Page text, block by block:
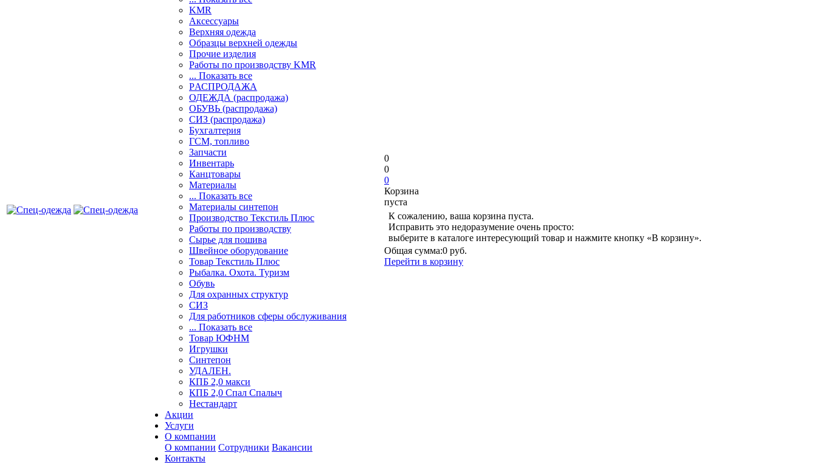
KMR
Аксессуары
Верхняя одежда
Образцы верхней одежды
Прочие изделия
Работы по производству KMR
... Показать все
PАСПРОДАЖА
ОДЕЖДА (распродажа)
ОБУВЬ (распродажа)
СИЗ (распродажа)
Бухгалтерия
ГСМ, топливо
Запчасти
Инвентарь
Канцтовары
Материалы
... Показать все
Материалы синтепон
Производство Текстиль Плюс
Работы по производству
Сырье для пошива
Швейное оборудование
Товар Текстиль Плюс
Рыбалка. Охота. Туризм
Обувь
Для охранных структур
СИЗ
Для работников сферы обслуживания
... Показать все
Товар ЮФНМ
Игрушки
Синтепон
УДАЛЕН.
КПБ 2,0 макси
КПБ 2,0 Спал Спалыч
Нестандарт
Акции
Услуги
О компании
О компании Сотрудники Вакансии
Контакты
0
0
0
Корзина
пуста
К сожалению, ваша корзина пуста.
Исправить это недоразумение очень просто:
выберите в каталоге интересующий товар и нажмите кнопку «В корзину».
Общая сумма:0 руб.
Перейти в корзину